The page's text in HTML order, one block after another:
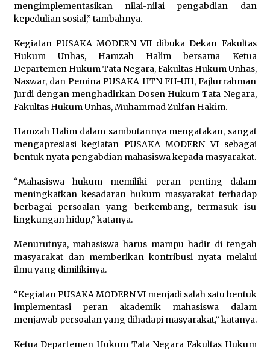
mengimplementasikan nilai-nilai pengabdian dan
kepedulian sosial,” tambahnya.
Kegiatan PUSAKA MODERN VII dibuka Dekan Fakultas
Hukum Unhas, Hamzah Halim bersama Ketua
Departemen Hukum Tata Negara, Fakultas Hukum Unhas,
Naswar, dan Pemina PUSAKA HTN FH-UH, Fajlurrahman
Jurdi dengan menghadirkan Dosen Hukum Tata Negara,
Fakultas Hukum Unhas, Muhammad Zulfan Hakim.
Hamzah Halim dalam sambutannya mengatakan, sangat
mengapresiasi kegiatan PUSAKA MODERN VI sebagai
bentuk nyata pengabdian mahasiswa kepada masyarakat.
“Mahasiswa hukum memiliki peran penting dalam
meningkatkan kesadaran hukum masyarakat terhadap
berbagai persoalan yang berkembang, termasuk isu
lingkungan hidup,” katanya.
Menurutnya, mahasiswa harus mampu hadir di tengah
masyarakat dan memberikan kontribusi nyata melalui
ilmu yang dimilikinya.
“Kegiatan PUSAKA MODERN VI menjadi salah satu bentuk
implementasi peran akademik mahasiswa dalam
menjawab persoalan yang dihadapi masyarakat,” katanya.
Ketua Departemen Hukum Tata Negara Fakultas Hukum